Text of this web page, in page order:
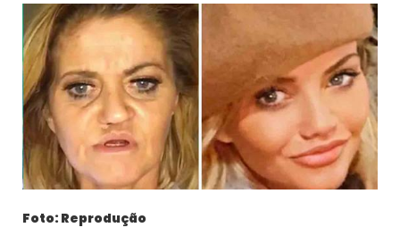
Foto: Reprodução